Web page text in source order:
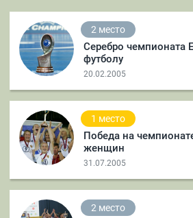
2 место
Серебро чемпионата
футболу
20.02.2005
1 место
Победа на
женщин
31.07.2005
2 место